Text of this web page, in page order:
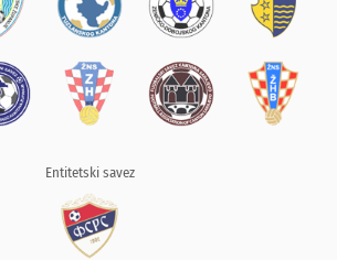
Entitetski savez